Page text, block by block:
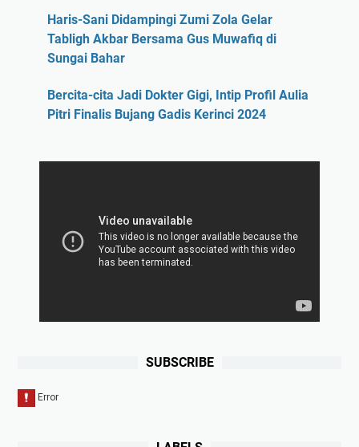
Haris-Sani Didampingi Zumi Zola Gelar
Tabligh Akbar Bersama Gus Muwafiq di
Sungai Bahar
Bercita-cita Jadi Dokter Gigi, Intip Profil Aulia
Pitri Finalis Bujang Gadis Kerinci 2024
SUBSCRIBE